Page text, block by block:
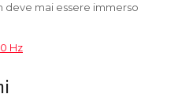
mai essere immerso
Hz